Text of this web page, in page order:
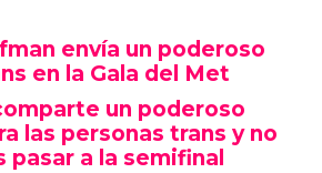
envía un poderoso
en la Gala del Met
un poderoso
las personas trans y no
pasar a la semifinal